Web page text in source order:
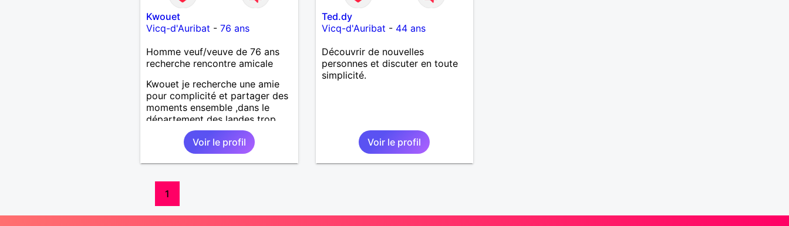
Kwouet
Vicq-d'Auribat - 76 ans
Homme veuf/veuve de 76 ans
recherche rencontre amicale
Kwouet je recherche une amie
pour complicité et partager des
moments ensemble ,dans le
département des landes trop
loin c'est dèja un échec car la
distance est difficile a tenir ,je
vous remercie par avance bonne
journée ,
Voir le profil
Ted.dy
Vicq-d'Auribat - 44 ans
Découvrir de nouvelles
personnes et discuter en toute
simplicité.
Voir le profil
1